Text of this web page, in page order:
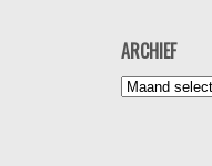
ARCHIEF
Archief